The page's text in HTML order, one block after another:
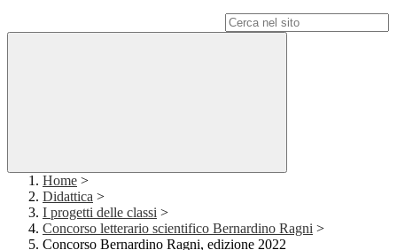
Home >
Didattica >
I progetti delle classi >
Concorso letterario scientifico Bernardino Ragni >
Concorso Bernardino Ragni, edizione 2022